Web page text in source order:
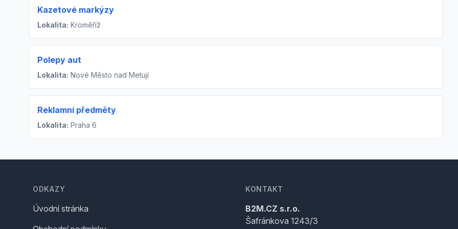
Kazetové markýzy
Lokalita: Kroměříž
Polepy aut
Lokalita: Nové Město nad Metují
Reklamní předměty
Lokalita: Praha 6
ODKAZY
Úvodní stránka
KONTAKT
B2M.CZ s.r.o.
Šafránkova 1243/3